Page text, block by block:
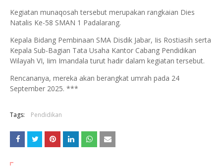
Kegiatan munaqosah tersebut merupakan rangkaian Dies
Natalis Ke-58 SMAN 1 Padalarang.
Kepala Bidang Pembinaan SMA Disdik Jabar, Iis Rostiasih serta
Kepala Sub-Bagian Tata Usaha Kantor Cabang Pendidikan
Wilayah VI, Iim Imandala turut hadir dalam kegiatan tersebut.
Rencananya, mereka akan berangkat umrah pada 24
September 2025. ***
Tags: Pendidikan